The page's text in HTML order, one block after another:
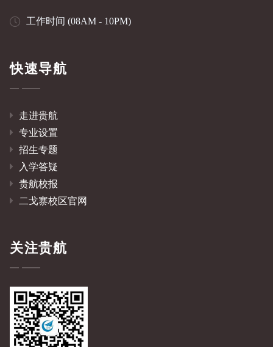
工作时间 (08AM - 10PM)
快速导航
走进贵航
专业设置
招生专题
入学答疑
贵航校报
二戈寨校区官网
关注贵航